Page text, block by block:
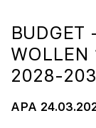
BUDGET
WOLLEN
2028-
APA